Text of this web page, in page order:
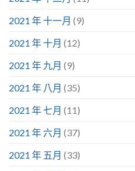
2021 年 十一月 (9)
2021 年 十月 (12)
2021 年 九月 (9)
2021 年 八月 (35)
2021 年 七月 (11)
2021 年 六月 (37)
2021 年 五月 (33)